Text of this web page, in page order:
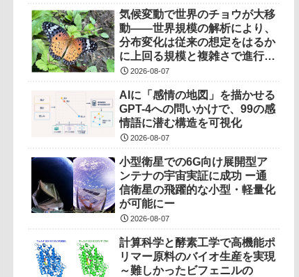
気候変動で世界のチョウが大移
動――世界規模の解析により、
分布変化は従来の想定をはるか
に上回る規模と複雑さで進行し
ていることを解明――
2026-08-07
AIに「感情の地図」を描かせる
GPT-4への問いかけで、99の感
情語に潜む構造を可視化
2026-08-07
小型衛星での6G向け展開型ア
ンテナの宇宙実証に成功 ー通
信衛星の飛躍的な小型・軽量化
が可能にー
2026-08-07
計算科学と酵素工学で高機能ポ
リマー原料のバイオ生産を実現
～難しかったビフェニルの